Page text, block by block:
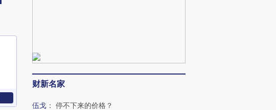
财新名家
伍戈 ： 停不下来的价格？